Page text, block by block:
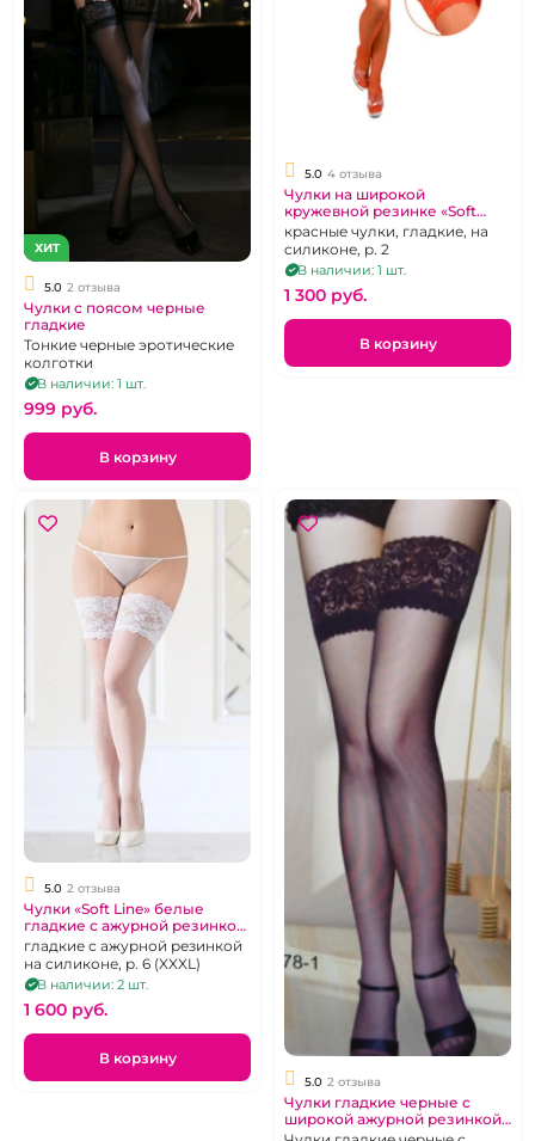
ХИТ
5.0 2 отзыва
Чулки с поясом черные
гладкие
Тонкие черные эротические
колготки
В наличии: 1 шт.
999 pуб.
В корзину
5.0 4 отзыва
Чулки на широкой
кружевной резинке «Soft
Line»
красные чулки, гладкие, на
силиконе, р. 2
В наличии: 1 шт.
1 300 pуб.
В корзину
5.0 2 отзыва
Чулки «Soft Line» белые
гладкие с ажурной резинкой
на силиконе
гладкие с ажурной резинкой
на силиконе, р. 6 (XXXL)
В наличии: 2 шт.
1 600 pуб.
В корзину
5.0 2 отзыва
Чулки гладкие черные с
широкой ажурной резинкой
размер XS-M (40-44)